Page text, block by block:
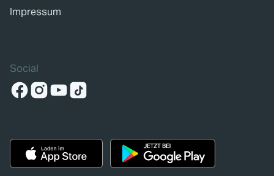
Impressum
Social